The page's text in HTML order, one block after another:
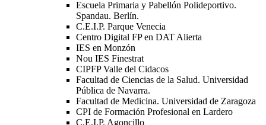
Escuela Primaria y Pabellón Polideportivo.
Spandau. Berlín.
C.E.I.P. Parque Venecia
Centro Digital FP en DAT Alierta
IES en Monzón
Nou IES Finestrat
CIPFP Valle del Cidacos
Facultad de Ciencias de la Salud. Universidad
Pública de Navarra.
Facultad de Medicina. Universidad de Zaragoza
CPI de Formación Profesional en Lardero
C.E.I.P. Agoncillo